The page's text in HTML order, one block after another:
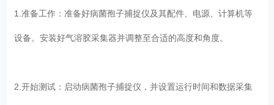
1.准备工作：准备好病菌孢子捕捉仪及其配件、电源、计算机等
设备。安装好气溶胶采集器并调整至合适的高度和角度。
2.开始测试：启动病菌孢子捕捉仪，并设置运行时间和数据采集